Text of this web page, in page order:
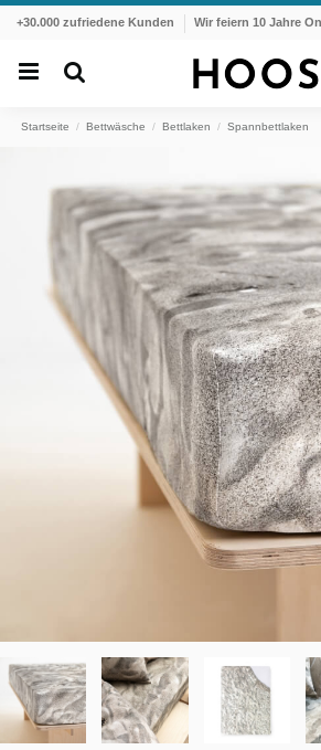
+30.000 zufriedene Kunden Wir feiern 10 Jahre
Startseite Bettwäsche Bettlaken Spannbettlaken